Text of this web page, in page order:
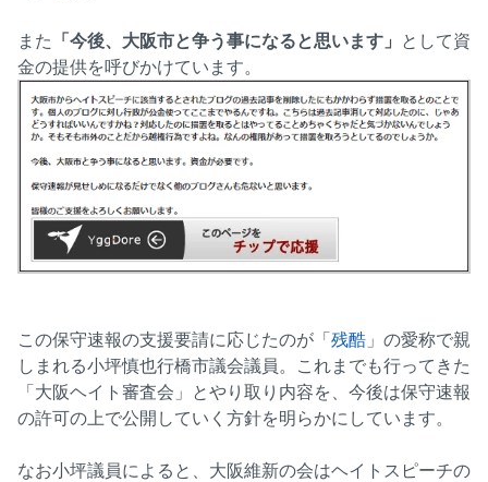
また 「今後、大阪市と争う事になると思います」 として資
金の提供を呼びかけています。
この保守速報の支援要請に応じたのが「残酷 」の愛称で親
しまれる小坪慎也行橋市議会議員。これまでも行ってきた
「大阪ヘイト審査会」とやり取り内容を、今後は保守速報
の許可の上で公開していく方針を明らかにしています。
なお小坪議員によると、大阪維新の会はヘイトスピーチの